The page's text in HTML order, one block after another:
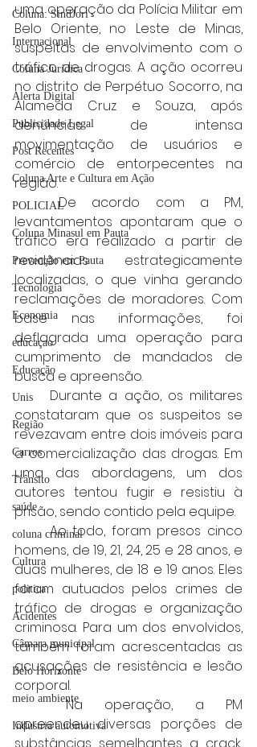
Coluna: SindJori
Internacional
Coluna Jurídica
Alerta Digital
Publicidade Legal
Post Recentes
Coluna Arte e Cultura em Ação
POLICIAL
Coluna Minasul em Pauta
Prevenção em Pauta
Tecnologia
Economia
educaçao
Educação
Unis
Região
Carros
Trânsito
saúde
coluna criminal
Cultura
politica
Acidentes
Câmara municipal
Belo Horizonte
meio ambiente
Industria automotiva
uma operação da Polícia Militar em
Belo Oriente, no Leste de Minas,
suspeitas de envolvimento com o
tráfico de drogas. A ação ocorreu
no distrito de Perpétuo Socorro, na
Alameda Cruz e Souza, após
denúncias de intensa
movimentação de usuários e
comércio de entorpecentes na
região.
	De acordo com a PM,
levantamentos apontaram que o
tráfico era realizado a partir de
residências estrategicamente
localizadas, o que vinha gerando
reclamações de moradores. Com
base nas informações, foi
deflagrada uma operação para
cumprimento de mandados de
busca e apreensão.
	Durante a ação, os militares
constataram que os suspeitos se
revezavam entre dois imóveis para
a comercialização das drogas. Em
uma das abordagens, um dos
autores tentou fugir e resistiu à
prisão, sendo contido pela equipe.
	Ao todo, foram presos cinco
homens, de 19, 21, 24, 25 e 28 anos, e
duas mulheres, de 18 e 19 anos. Eles
foram autuados pelos crimes de
tráfico de drogas e organização
criminosa. Para um dos envolvidos,
também foram acrescentadas as
acusações de resistência e lesão
corporal.
	Na operação, a PM
apreendeu diversas porções de
substâncias semelhantes a crack,